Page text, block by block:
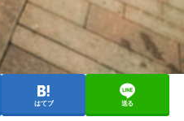
はてブ 送る